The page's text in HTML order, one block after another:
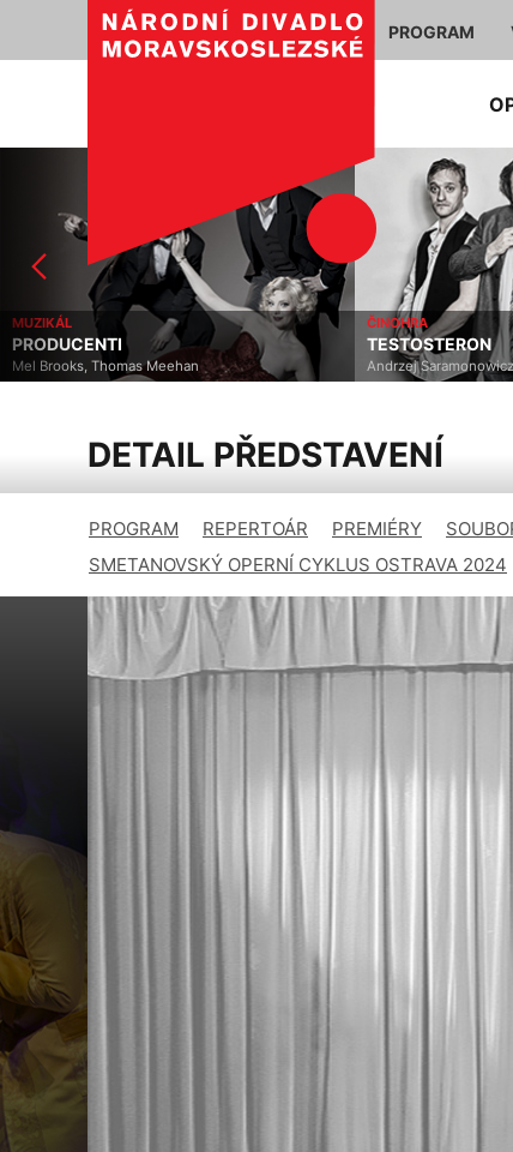
PROGRAM
MUZIKÁL
PRODUCENTI
Mel Brooks, Thomas Meehan
ČINOHRA
TESTOSTERON
Andrzej Saramonowicz
DETAIL PŘEDSTAVENÍ
PROGRAM REPERTOÁR PREMIÉRY
SMETANOVSKÝ OPERNÍ CYKLUS OSTRAVA 2024